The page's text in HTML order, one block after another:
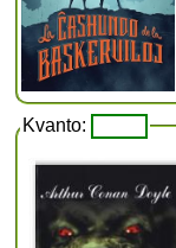
Kvanto: